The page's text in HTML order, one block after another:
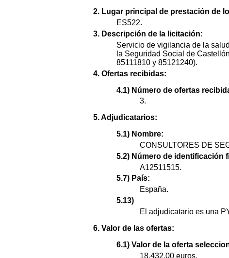
2. Lugar principal de prestación de
ES522.
3. Descripción de la licitación:
Servicio de vigilancia de la
la Seguridad Social de
85111810 y 85121240).
4. Ofertas recibidas:
4.1) Número de ofertas
3.
5. Adjudicatarios:
5.1) Nombre:
CONSULTORES DE
5.2) Número de identificación
A12511515.
5.7) País:
España.
5.13)
El adjudicatario es una
6. Valor de las ofertas:
6.1) Valor de la oferta
18.432,00 euros.